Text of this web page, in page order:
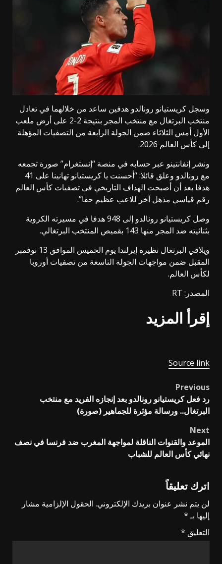
وسجل كريستيانو رونالدو هدفين ساعد من خلالهما في تعادل
منتخب البرتغال مع منتخب المجر بنتيجة 2-2 على أرض ملعب
الأول أمس الثلاثاء ضمن الجولة الرابعة من التصفيات المؤهلة
إلى كأس العالم 2026.
ونشر إنفانتينو عبر حسابه في منصة “إنستغرام” صورة تجمعه
مع رونالدو وعلق قائلا: “أحسنت يا كريستيانو تهانينا على 41
هدفا بعد أن أصبحت الهداف التاريخي في تصفيات كأس العالم
رقم قياسي مذهل آخر للاعب عظيم حقا”.
وصل كريستيانو رونالدو إلى 948 هدفا في مسيرته الكروية
بثنائيته ضد المجر منها 143 بقميص المنتخب البرتغالي.
ويلاقي البرتغال نظيره إيرلندا يوم الخميس الموافق 13 نوفمبر
المقبل ضمن مواجهات الجولة التاسعة من تصفيات أوروبا
لكأس العالم.
المصدر: RT
إقرأ المزيد
Source link
Post
navigation
Previous
رد فعل كريستيانو رونالدو بعد إنجازه الفريد مع منتخب
البرتغال.. ورسالة مؤثرة للجماهير (صورة)
Next
الموعد والقنوات الناقلة لمواجهة المغرب ضد فرنسا في نصف
نهائي كأس العالم للشباب
اترك تعليقاً
لن يتم نشر عنوان بريدك الإلكتروني. الحقول الإلزامية مشار
إليها بـ*
التعليق *